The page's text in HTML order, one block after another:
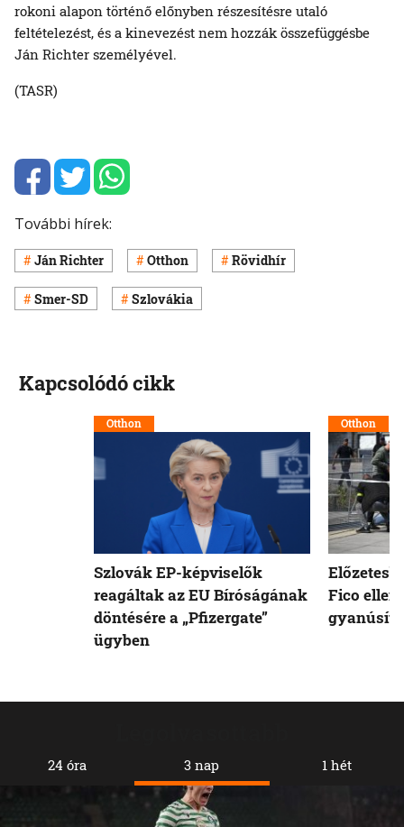
rokoni alapon történő előnyben részesítésre utaló
feltételezést, és a kinevezést nem hozzák összefüggésbe
Ján Richter személyével.
(TASR)
További hírek:
Ján Richter Otthon Rövidhír
Smer-SD Szlovákia
24 óra 3 nap 1 hét
Kapcsolódó cikk
Otthon
Szlovák EP-képviselők
reagáltak az EU Bíróságának
döntésére a „Pfizergate”
ügyben
Otthon
Fico